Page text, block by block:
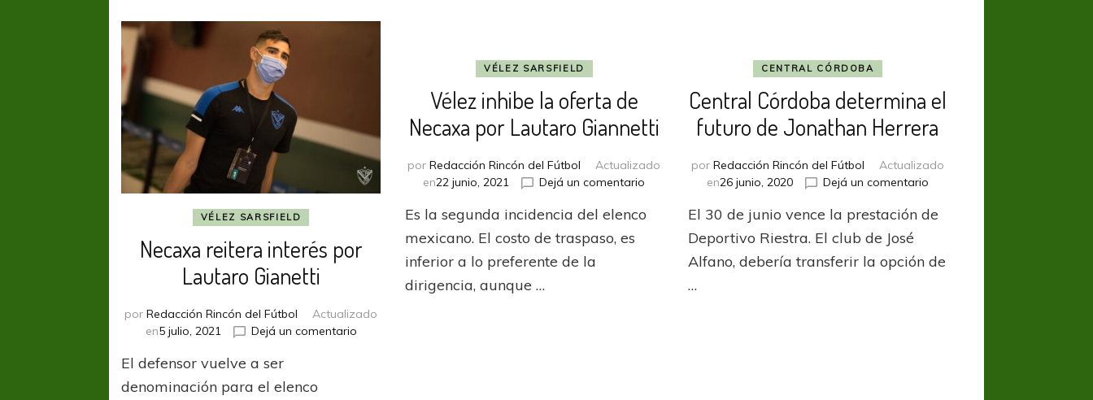
VÉLEZ SARSFIELD
Necaxa reitera interés por
Lautaro Gianetti
porRedacción Rincón del Fútbol
Actualizado
en5 julio, 2021 Dejá un comentarioen
El defensor vuelve a ser
denominación para el elenco
VÉLEZ SARSFIELD
Vélez inhibe la oferta de
Necaxa por Lautaro Giannetti
porRedacción Rincón del Fútbol
Actualizado
en22 junio, 2021 Dejá un comentario
inhibe
Es la segunda incidencia del elenco
mexicano. El costo de traspaso, es
inferior a lo preferente de la
dirigencia, aunque …
CENTRAL CÓRDOBA
Central Córdoba determina el
futuro de Jonathan Herrera
por Redacción Rincón del Fútbol
Actualizado
en26 junio, 2020 Dejá un comentarioen
Córdoba
futuro
El 30 de junio vence la prestación de
Deportivo Riestra. El club de José
Alfano, debería transferir la opción de
…